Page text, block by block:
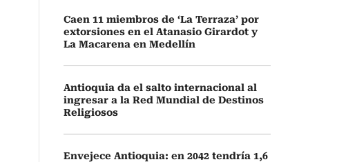
Caen 11 miembros de ‘La Terraza’ por
extorsiones en el Atanasio Girardot y
La Macarena en Medellín
Antioquia da el salto internacional al
ingresar a la Red Mundial de Destinos
Religiosos
Envejece Antioquia: en 2042 tendría 1,6